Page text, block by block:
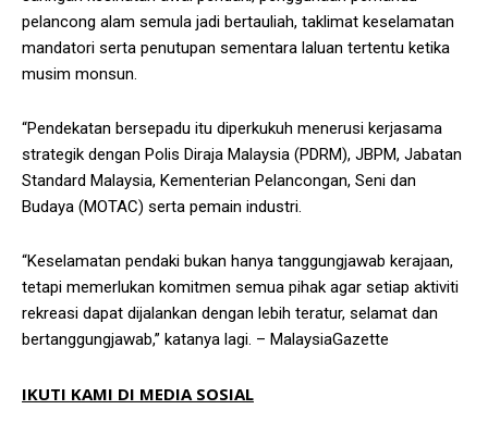
pelancong alam semula jadi bertauliah, taklimat keselamatan
mandatori serta penutupan sementara laluan tertentu ketika
musim monsun.
“Pendekatan bersepadu itu diperkukuh menerusi kerjasama
strategik dengan Polis Diraja Malaysia (PDRM), JBPM, Jabatan
Standard Malaysia, Kementerian Pelancongan, Seni dan
Budaya (MOTAC) serta pemain industri.
“Keselamatan pendaki bukan hanya tanggungjawab kerajaan,
tetapi memerlukan komitmen semua pihak agar setiap aktiviti
rekreasi dapat dijalankan dengan lebih teratur, selamat dan
bertanggungjawab,” katanya lagi. – MalaysiaGazette
IKUTI KAMI DI MEDIA SOSIAL